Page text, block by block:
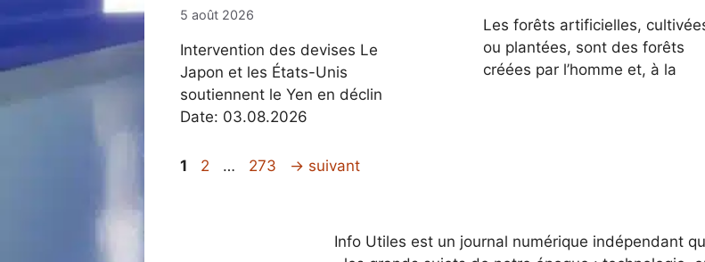
5 août 2026
Intervention des devises Le
Japon et les États-Unis
soutiennent le Yen en déclin
Date: 03.08.2026
Les forêts artificielles,
ou plantées, sont des forêts
créées par l’homme et, à la
Page
1 Page
2 … Page
273 → suivant
Info Utiles est un journal numérique indépendant